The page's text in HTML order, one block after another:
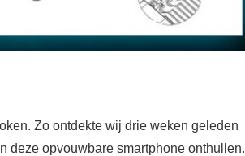
Zo ontdekte wij drie weken geleden
deze opvouwbare smartphone onthullen.